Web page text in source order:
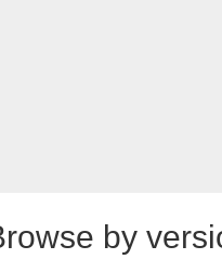
by